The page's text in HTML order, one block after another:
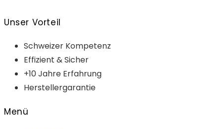
Unser Vorteil
Schweizer Kompetenz
Effizient & Sicher
+10 Jahre Erfahrung
Herstellergarantie
Menü